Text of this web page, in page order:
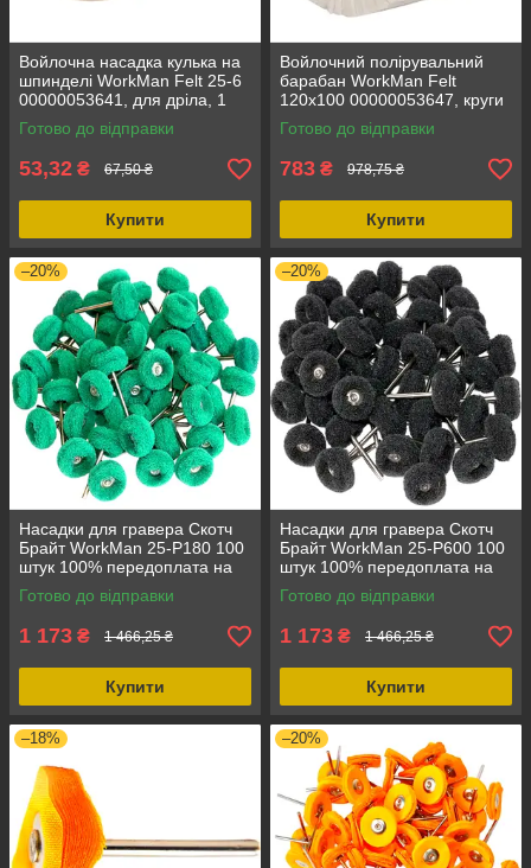
Войлочна насадка кулька на
шпинделі WorkMan Felt 25-6
00000053641, для дріла, 1
шт., діаметр 25 мм,
натуральна повсть
Готово до відправки
53,32 ₴ 67,50 ₴
Купити
Войлочний полірувальний
барабан WorkMan Felt
120х100 00000053647, круги
полірувальні, метал,
натуральний войлок
Готово до відправки
783 ₴ 978,75 ₴
Купити
–20%
Насадки для гравера Скотч
Брайт WorkMan 25-Р180 100
штук 100% передоплата на
розрахунковий рахунок
00000053680, діаметр 25 мм
Готово до відправки
1 173 ₴ 1 466,25 ₴
Купити
–20%
Насадки для гравера Скотч
Брайт WorkMan 25-Р600 100
штук 100% передоплата на
розрахунковий рахунок
00000053682, діаметр 25 мм
Готово до відправки
1 173 ₴ 1 466,25 ₴
Купити
–18% –20%